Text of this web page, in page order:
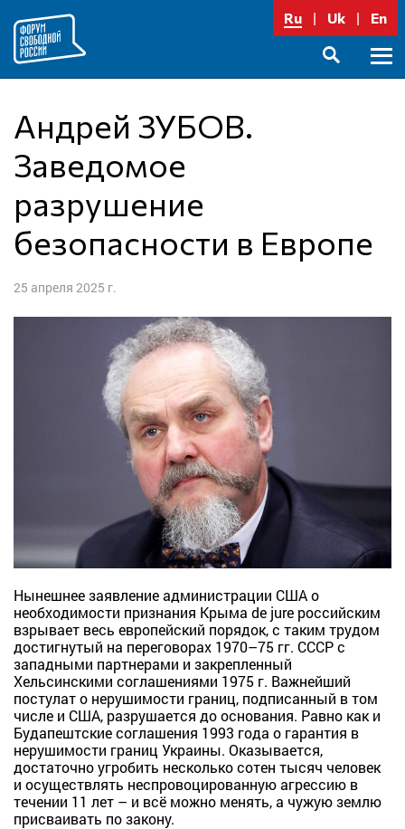
содержимому
Ru Uk En
Андрей ЗУБОВ.
Заведомое
разрушение
безопасности в Европе
25 апреля 2025 г.
Нынешнее заявление администрации США о
необходимости признания Крыма de jure российским
взрывает весь европейский порядок, с таким трудом
достигнутый на переговорах 1970–75 гг. СССР с
западными партнерами и закрепленный
Хельсинскими соглашениями 1975 г. Важнейший
постулат о нерушимости границ, подписанный в том
числе и США, разрушается до основания. Равно как и
Будапештские соглашения 1993 года о гарантия в
нерушимости границ Украины. Оказывается,
достаточно угробить несколько сотен тысяч человек
и осуществлять неспровоцированную агрессию в
течении 11 лет – и всё можно менять, а чужую землю
присваивать по закону.